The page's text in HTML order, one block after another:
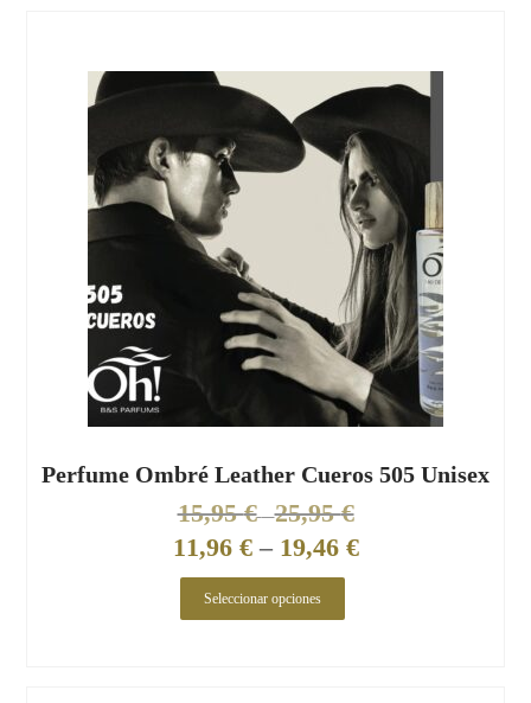
Perfume Ombré Leather Cueros 505 Unisex
15,95€ – 25,95€
11,96 € – 19,46 €
Seleccionar opciones